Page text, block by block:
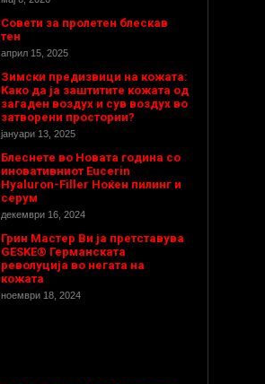
Совети за пролетен блескав
тен
април 15, 2025
Зимски предизвици на кожата:
Како да ја заштитите кожата од
загаден воздух и сув воздух во
затворени простории?
јануари 13, 2025
Блеснете во Новата година со
иновативниот Eucerin
Hyaluron-Filler Ноќен пилинг и
серум
декември 16, 2024
Грин Мастер Ви ја претставува
GESKE® Германската
револуција во негата на
кожата
ноември 18, 2024